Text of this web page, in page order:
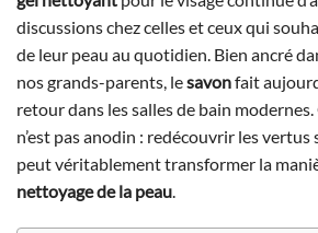
discussions chez celles et ceux qui
de leur peau au quotidien. Bien ancré
nos grands-parents, lesavonfait
retour dans les salles de bain
n’est pas anodin : redécouvrir les vertus
peut véritablement transformer la
nettoyage de la peau.